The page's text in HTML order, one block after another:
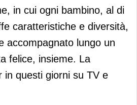
in cui ogni bambino, al di
caratteristiche e diversità,
accompagnato lungo un
felice, insieme. La
in questi giorni su TV e